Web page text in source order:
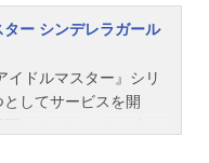
ター シンデレラガール
イドルマスター』シリ
してサービスを開